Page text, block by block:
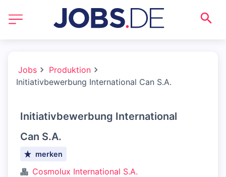
Jobs
Produktion
Initiativbewerbung International Can S.A.
Initiativbewerbung International
Can S.A.
merken
Cosmolux International S.A.